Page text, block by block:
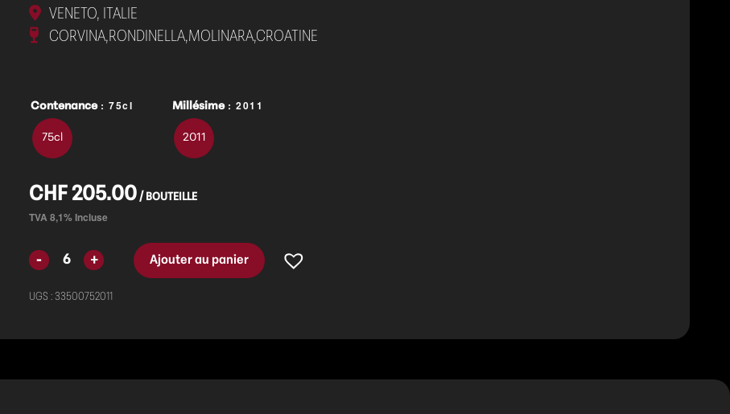
VENETO, ITALIE
CORVINA,RONDINELLA,MOLINARA,CROATINE
Contenance : 75cl
75cl
Millésime : 2011
2011
CHF205.00
Ajouter au panier
UGS :33500752011